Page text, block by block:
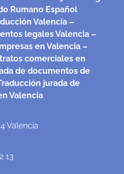
Rumano Español
Valencia –
legales Valencia –
en Valencia –
comerciales en
de documentos de
jurada de
Valencia
Valencia
13